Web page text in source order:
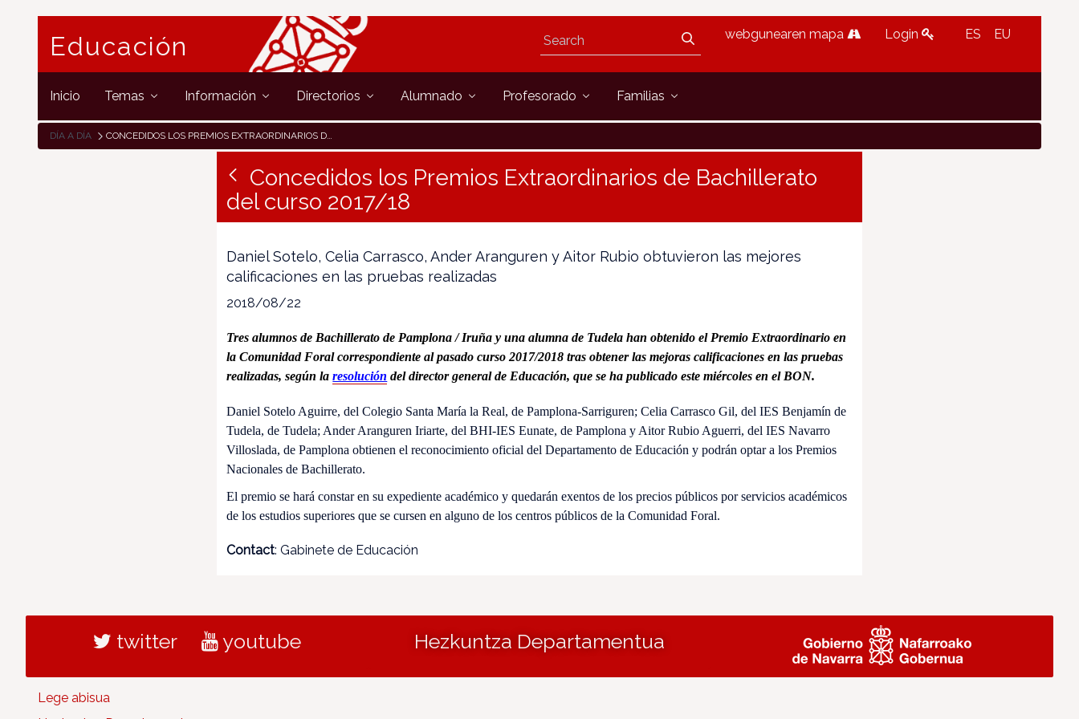
Educación webgunearen mapa Login ES EU
Inicio Temas Información Directorios Alumnado Profesorado Familias
DÍA A DÍA CONCEDIDOS LOS PREMIOS EXTRAORDINARIOS DE BACHILLERATO DEL CURSO 2017/18
Concedidos los Premios Extraordinarios de Bachillerato
del curso 2017/18
Daniel Sotelo, Celia Carrasco, Ander Aranguren y Aitor Rubio obtuvieron las mejores
calificaciones en las pruebas realizadas
2018/08/22
Tres alumnos de Bachillerato de Pamplona / Iruña y una alumna de Tudela han obtenido el Premio Extraordinario en
la ComunidadForalcorrespondiente al pasado curso 2017/2018 tras obtener las mejoras calificaciones en las pruebas
realizadas, según laresolución del director general de Educación, que se ha publicado este miércoles en el BON.
Daniel Sotelo Aguirre, del Colegio Santa María la Real, de Pamplona-Sarriguren; Celia Carrasco Gil, del IES Benjamín de
Tudela, de Tudela; Ander Aranguren Iriarte, del BHI-IES Eunate, de Pamplona y Aitor Rubio Aguerri, del IES Navarro
Villoslada, de Pamplona obtienen el reconocimiento oficial del Departamento de Educación y podrán optar a los Premios
Nacionales de Bachillerato.
El premio se hará constar en su expediente académico y quedarán exentos de los precios públicos por servicios académicos
de los estudios superiores que se cursen en alguno de los centros públicos dela Comunidad Foral.
Contact: Gabinete de Educación
twitter youtube Hezkuntza Departamentua
Lege abisua